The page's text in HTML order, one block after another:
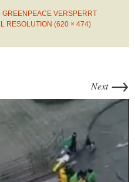
GREENPEACE VERSPERRT
RESOLUTION (620 × 474)
Next →